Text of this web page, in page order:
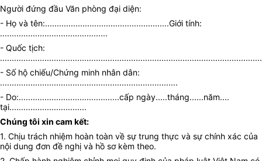
Người đứng đầu Văn phòng đại diện:
- Họ và tên:.....................................................Giới tính:
..............................................
- Quốc tịch:
- Số hộ chiếu/Chứng minh nhân dân:
............................................................................
- Do:...........................................cấp ngày.....tháng......năm....
tại.................................
Chúng tôi xin cam kết:
1. Chịu trách nhiệm hoàn toàn về sự trung thực và sự chính xác của
nội dung đơn đề nghị và hồ sơ kèm theo.